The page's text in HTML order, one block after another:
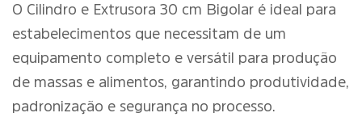
O Cilindro e Extrusora 30 cm Bigolar é ideal para
estabelecimentos que necessitam de um
equipamento completo e versátil para produção
de massas e alimentos, garantindo produtividade,
padronização e segurança no processo.